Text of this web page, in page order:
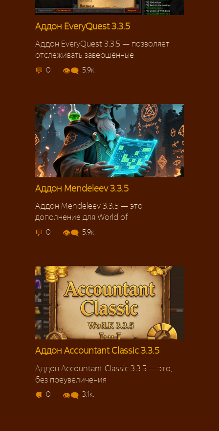
Аддон EveryQuest 3.3.5
Аддон EveryQuest 3.3.5 — позволяет
отслеживать завершённые
0 5.9к.
Аддон Mendeleev 3.3.5
Аддон Mendeleev 3.3.5 — это
дополнение для World of
0 5.9к.
Аддон Accountant Classic 3.3.5
Аддон Accountant Classic 3.3.5 — это,
без преувеличения
0 3.1к.